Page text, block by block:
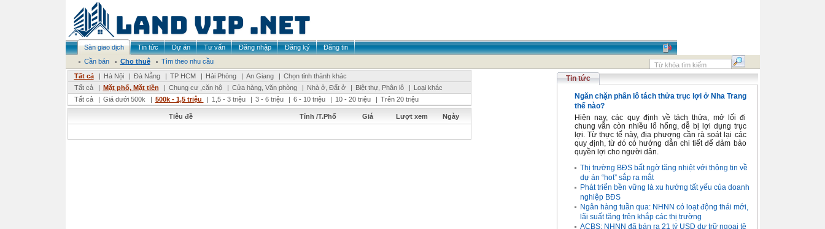
Sàn giao dịch Tin tức Dự án Tư vấn Đăng nhập Đăng ký
Đăng tin
Cần bán
Cho thuê
Tìm theo nhu cầu
Tất cả
| Hà Nội | Đà Nẵng | TP HCM | Hải Phòng | An Giang | Chọn tỉnh thành khác
Tất cả
| Mặt phố, Mặt tiền | Chung cư ,căn hộ | Cửa hàng, Văn phòng | Nhà ở, Đất ở | Biệt thự, Phân lô | Loại khác
Tất cả
| Giá dưới 500k | 500k - 1,5 triệu | 1,5 - 3 triệu | 3 - 6 triệu | 6 - 10 triệu | 10 - 20 triệu | Trên 20 triệu
Tiêu đề Tỉnh /T.Phố Giá Lượt xem Ngày
Tin tức
Ngăn chặn phân lô tách thửa trục lợi ở Nha Trang
thế nào?
Hiện nay, các quy định về tách thửa, mở lối đi
chung vẫn còn nhiều lổ hổng, dễ bị lợi dụng trục
lợi. Từ thực tế này, địa phương cần rà soát lại các
quy định, từ đó có hướng dẫn chi tiết để đảm bảo
quyền lợi cho người dân.
Thị trường BĐS bất ngờ tăng nhiệt với thông tin về
dự án “hot” sắp ra mắt
Phát triển bền vững là xu hướng tất yếu của doanh
nghiệp BĐS
Ngân hàng tuần qua: NHNN có loạt động thái mới,
lãi suất tăng trên khắp các thị trường
ACBS: NHNN đã bán ra 21 tỷ USD dự trữ ngoại tệ